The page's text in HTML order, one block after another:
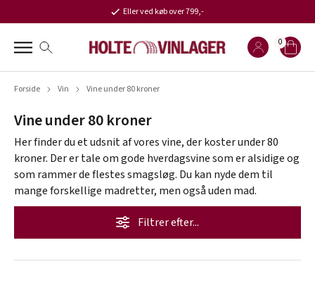
Eller ved køb over 799,-
0
Forside Vin Vine under 80 kroner
Vine under 80 kroner
Her finder du et udsnit af vores vine, der koster under 80
kroner. Der er tale om gode hverdagsvine som er alsidige og
som rammer de flestes smagsløg. Du kan nyde dem til
mange forskellige madretter, men også uden mad.
Filtrer efter...